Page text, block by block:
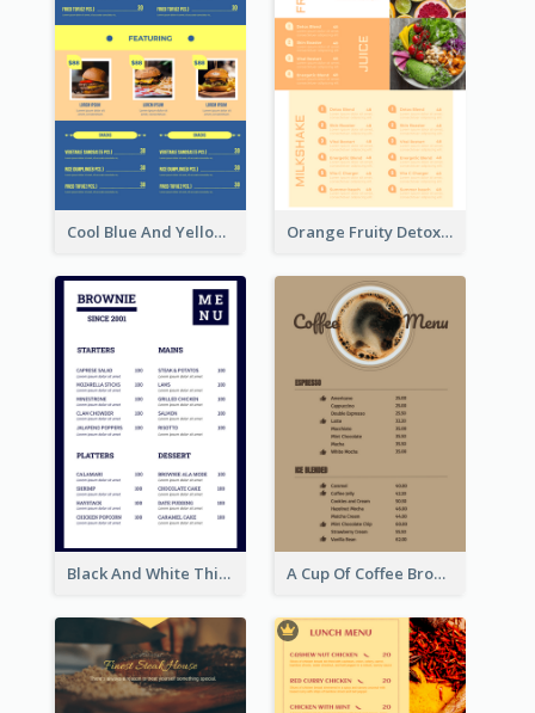
Cool Blue And Yellow Fast Food Menu Design Orange Fruity Detox Bar Menu Design Ideas
Black And White Thick Border Catering Menu Design A Cup Of Coffee Brown Menu Design Template